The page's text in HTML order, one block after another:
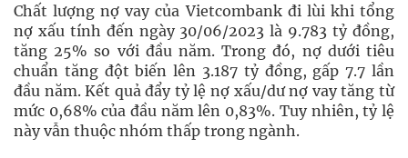
Chất lượng nợ vay của Vietcombank đi lùi khi tổng
nợ xấu tính đến ngày 30/06/2023 là 9.783 tỷ đồng,
tăng 25% so với đầu năm. Trong đó, nợ dưới tiêu
chuẩn tăng đột biến lên 3.187 tỷ đồng, gấp 7.7 lần
đầu năm. Kết quả đẩy tỷ lệ nợ xấu/dư nợ vay tăng từ
mức 0,68% của đầu năm lên 0,83%. Tuy nhiên, tỷ lệ
này vẫn thuộc nhóm thấp trong ngành.